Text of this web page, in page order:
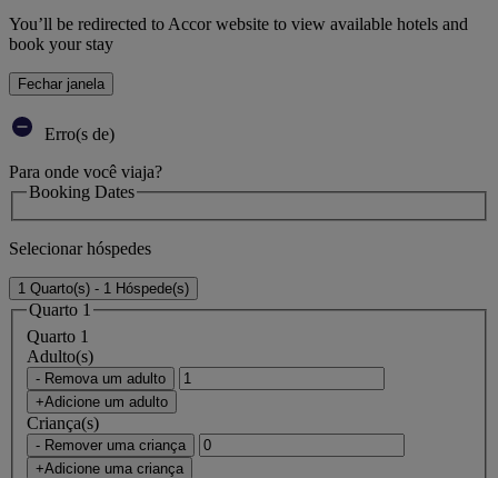
You’ll be redirected to Accor website to view available hotels and
book your stay
Fechar janela
Erro(s de)
Para onde você viaja?
Booking Dates
Selecionar hóspedes
1 Quarto(s) - 1 Hóspede(s)
Quarto 1
Quarto 1
Adulto(s)
- Remova um adulto
+Adicione um adulto
Criança(s)
- Remover uma criança
+Adicione uma criança